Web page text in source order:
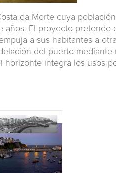
da Morte cuya
años. El proyecto pretende
a sus habitantes a
del puerto mediante
horizonte integra los usos